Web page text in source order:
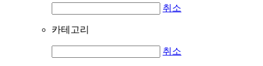
취소
카테고리
취소